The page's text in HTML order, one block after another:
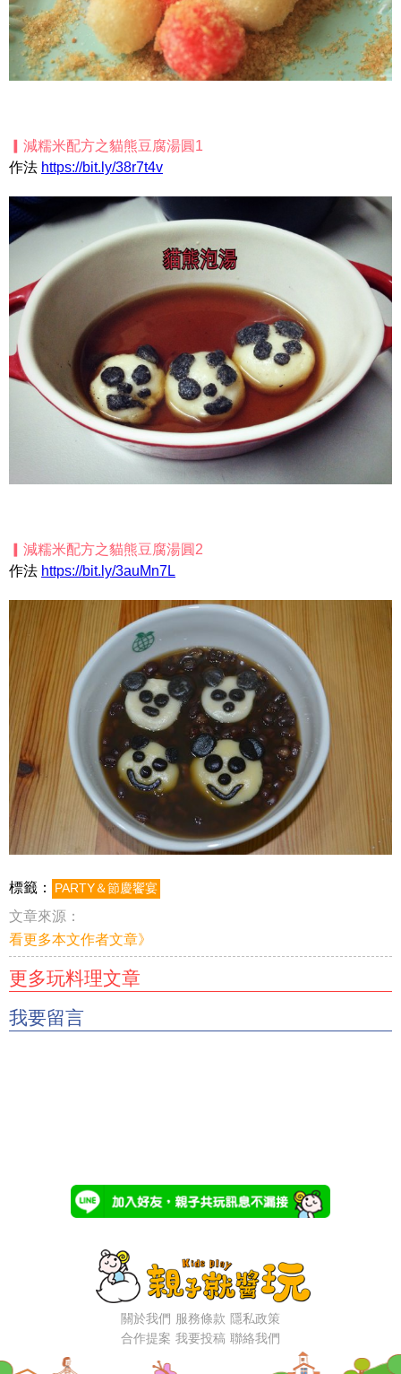
▎減糯米配方之貓熊豆腐湯圓1
作法 https://bit.ly/38r7t4v
▎減糯米配方之貓熊豆腐湯圓2
作法 https://bit.ly/3auMn7L
標籤： PARTY＆節慶饗宴
文章來源：
看更多本文作者文章》
更多玩料理文章
我要留言
關於我們 服務條款 隱私政策
合作提案 我要投稿 聯絡我們